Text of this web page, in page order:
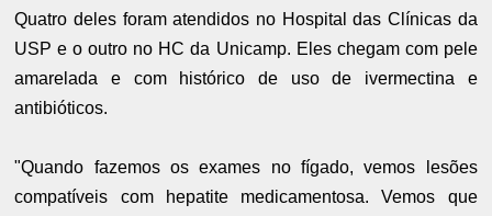
Quatro deles foram atendidos no Hospital das Clínicas da
USP e o outro no HC da Unicamp. Eles chegam com pele
amarelada e com histórico de uso de ivermectina e
antibióticos.
"Quando fazemos os exames no fígado, vemos lesões
compatíveis com hepatite medicamentosa. Vemos que